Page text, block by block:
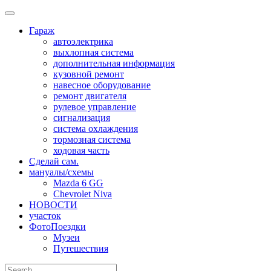
Skip
contentГараж
автоэлектрика
выхлопная система
дополнительная информация
кузовной ремонт
навесное оборудование
ремонт двигателя
рулевое управление
сигнализация
система охлаждения
тормозная система
ходовая часть
Сделай сам.
мануалы/схемы
Mazda 6 GG
Chevrolet Niva
НОВОСТИ
участок
ФотоПоездки
Музеи
Путешествия
Search